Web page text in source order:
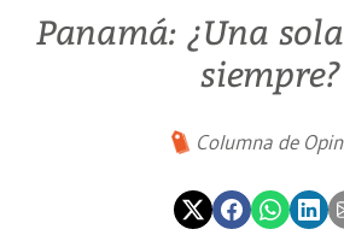
Panamá: ¿Una
siempre?
Columna de